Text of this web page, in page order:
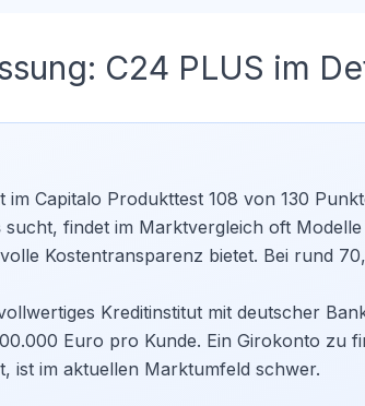
C24 PLUS im
im Capitalo Produkttest 108 von 130
sucht, findet im Marktvergleich oft
Kostentransparenz bietet. Bei rund
Kreditinstitut mit deutscher
Euro pro Kunde. Ein Girokonto zu
ist im aktuellen Marktumfeld schwer.